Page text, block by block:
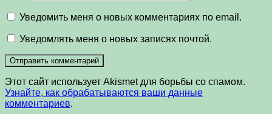
Уведомить меня о новых комментариях по email.
Уведомлять меня о новых записях почтой.
Этот сайт использует Akismet для борьбы со спамом.
Узнайте, как обрабатываются ваши данные
комментариев.